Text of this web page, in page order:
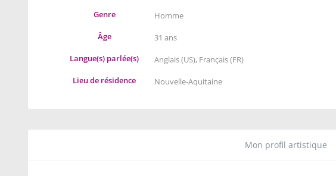
Genre
Homme
Âge
31 ans
Langue(s) parlée(s)
Anglais (US), Français (FR)
Lieu de résidence
Nouvelle-Aquitaine
Mon profil artistique